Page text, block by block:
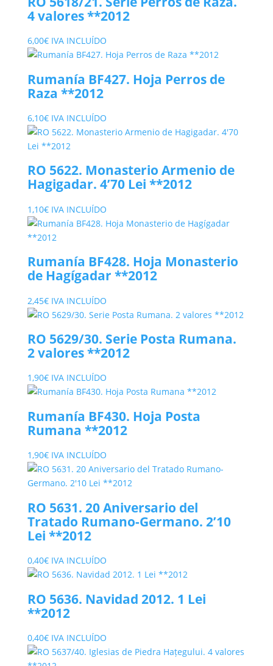
4 valores **2012
6,00€ IVA INCLUÍDO
Rumanía BF427. Hoja Perros de
Raza **2012
6,10€ IVA INCLUÍDO
RO 5622. Monasterio Armenio de
Hagigadar. 4’70 Lei **2012
1,10€ IVA INCLUÍDO
Rumanía BF428. Hoja Monasterio
de Hagígadar **2012
2,45€ IVA INCLUÍDO
RO 5629/30. Serie Posta Rumana.
2 valores **2012
1,90€ IVA INCLUÍDO
Rumanía BF430. Hoja Posta
Rumana **2012
1,90€ IVA INCLUÍDO
RO 5631. 20 Aniversario del
Tratado Rumano-Germano. 2’10
Lei **2012
0,40€ IVA INCLUÍDO
RO 5636. Navidad 2012. 1 Lei
**2012
0,40€ IVA INCLUÍDO